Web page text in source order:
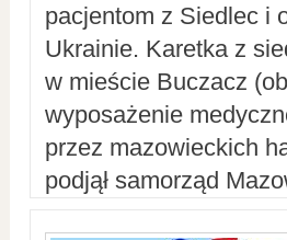
pacjentom z Siedlec i
Ukrainie. Karetka z
w mieście Buczacz
wyposażenie
przez mazowieckich
podjął samorząd